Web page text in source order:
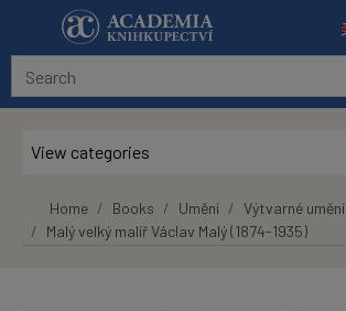
Skip to main content
View categories
Home Books Umění
Výtvarné umění
Malý velký malíř Václav Malý (1874-1935)